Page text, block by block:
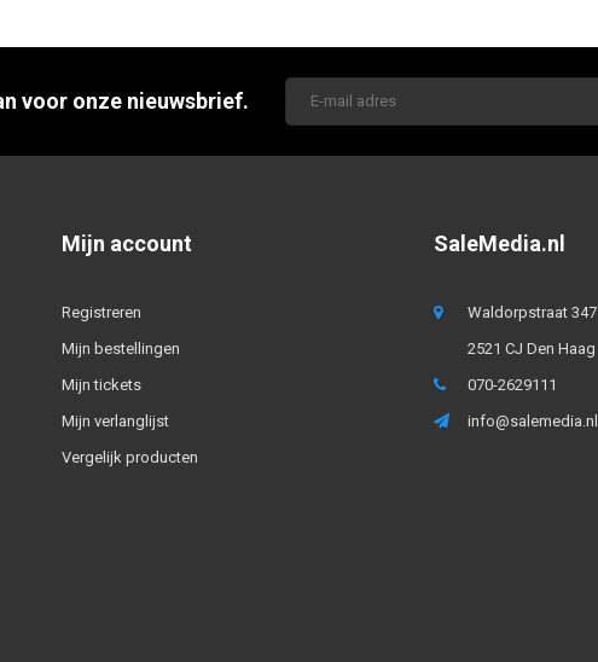
voor onze nieuwsbrief.
Mijn account
Registreren
Mijn bestellingen
Mijn tickets
Mijn verlanglijst
Vergelijk producten
SaleMedia.nl
Waldorpstraat 347
2521 CJ Den Haag
070-2629111
info@salemedia.nl